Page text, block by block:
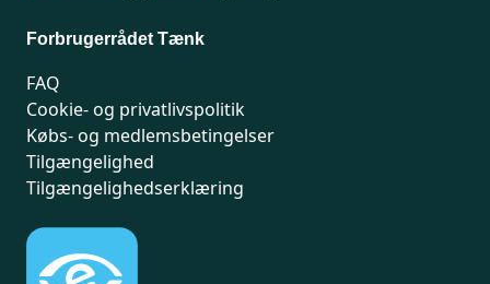
Forbrugerrådet Tænk
FAQ
Cookie- og privatlivspolitik
Købs- og medlemsbetingelser
Tilgængelighed
Tilgængelighedserklæring